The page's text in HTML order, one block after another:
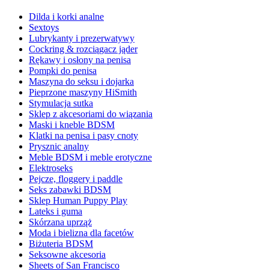
Dilda i korki analne
Sextoys
Lubrykanty i prezerwatywy
Cockring & rozciągacz jąder
Rękawy i osłony na penisa
Pompki do penisa
Maszyna do seksu i dojarka
Pieprzone maszyny HiSmith
Stymulacja sutka
Sklep z akcesoriami do wiązania
Maski i kneble BDSM
Klatki na penisa i pasy cnoty
Prysznic analny
Meble BDSM i meble erotyczne
Elektroseks
Pejcze, floggery i paddle
Seks zabawki BDSM
Sklep Human Puppy Play
Lateks i guma
Skórzana uprząż
Moda i bielizna dla facetów
Biżuteria BDSM
Seksowne akcesoria
Sheets of San Francisco